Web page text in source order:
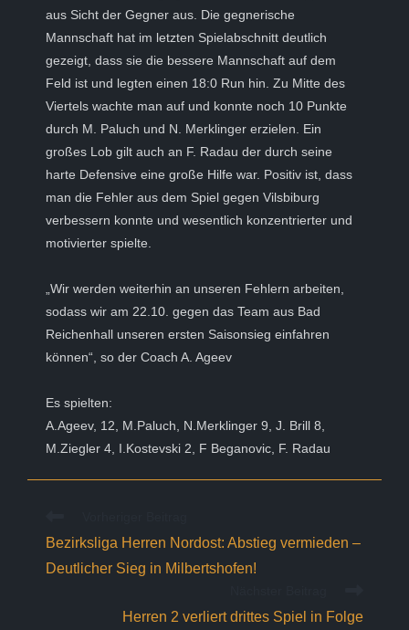
aus Sicht der Gegner aus. Die gegnerische
Mannschaft hat im letzten Spielabschnitt deutlich
gezeigt, dass sie die bessere Mannschaft auf dem
Feld ist und legten einen 18:0 Run hin. Zu Mitte des
Viertels wachte man auf und konnte noch 10 Punkte
durch M. Paluch und N. Merklinger erzielen. Ein
großes Lob gilt auch an F. Radau der durch seine
harte Defensive eine große Hilfe war. Positiv ist, dass
man die Fehler aus dem Spiel gegen Vilsbiburg
verbessern konnte und wesentlich konzentrierter und
motivierter spielte.
„Wir werden weiterhin an unseren Fehlern arbeiten,
sodass wir am 22.10. gegen das Team aus Bad
Reichenhall unseren ersten Saisonsieg einfahren
können“, so der Coach A. Ageev
Es spielten:
A.Ageev, 12, M.Paluch, N.Merklinger 9, J. Brill 8,
M.Ziegler 4, I.Kostevski 2, F Beganovic, F. Radau
ansehen
Bezirksliga Herren Nordost: Abstieg vermieden –
Deutlicher Sieg in Milbertshofen!
Herren 2 verliert drittes Spiel in Folge